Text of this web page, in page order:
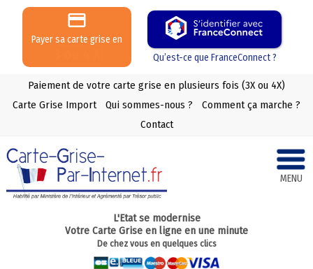
Payer sa carte grise en
Qu’est-ce que FranceConnect ?
Paiement de votre carte grise en plusieurs fois (3X ou 4X)
Carte Grise Import
Qui sommes-nous ?
Comment ça marche ?
Contact
MENU
L'Etat se modernise
Votre Carte Grise en ligne en une minute
De chez vous en quelques clics